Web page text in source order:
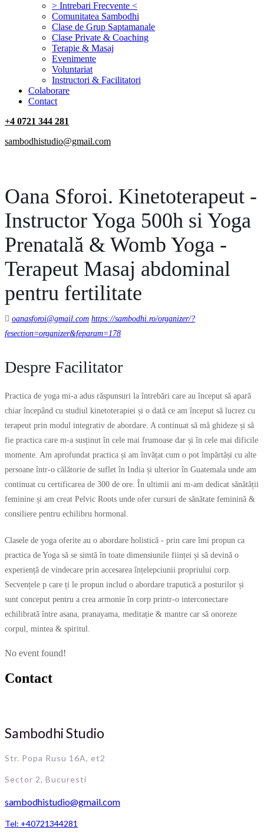
> Intrebari Frecvente <
Comunitatea Sambodhi
Clase de Grup Saptamanale
Clase Private & Coaching
Terapie & Masaj
‎Evenimente
Voluntariat
‏‏‎Instructori & Facilitatori
Colaborare
Contact
+4 0721 344 281
sambodhistudio@gmail.com
Oana Sforoi. Kinetoterapeut -
Instructor Yoga 500h si Yoga
Prenatală & Womb Yoga -
Terapeut Masaj abdominal
pentru fertilitate
oanasforoi@gmail.com https://sambodhi.ro/organizer/?
fesection=organizer&feparam=178
Despre Facilitator
Practica de yoga mi-a adus răspunsuri la întrebări care au început să apară
chiar începând cu studiul kinetoterapiei și o dată ce am început să lucrez cu
terapeut prin modul integrativ de abordare. A continuat să mă ghideze și să
fie practica care m-a susținut în cele mai frumoase dar și în cele mai dificile
momente. Am aprofundat practica și am învățat cum o pot împărtăși cu alte
persoane într-o călătorie de suflet în India și ulterior în Guatemala unde am
continuat cu certificarea de 300 de ore. În ultimii ani m-am dedicat sănătății
feminine și am creat Pelvic Roots unde ofer cursuri de sănătate feminină &
consiliere pentru echilibru hormonal.
Clasele de yoga oferite au o abordare holistică - prin care îmi propun ca
practica de Yoga să se simtă în toate dimensiunile ființei și să devină o
experiență de vindecare prin accesarea înțelepciunii propriului corp.
Secvențele p care ți le propun includ o abordare traputică a posturilor și
sunt conceput pentru a crea armonie în corp printr-o interconectare
echilibrată între asana, pranayama, meditație & mantre car să onoreze
corpul, mintea & spiritul.
No event found!
Contact
Sambodhi Studio
Str. Popa Rusu 16A, et2
Sector 2, Bucuresti
sambodhistudio@gmail.com
Tel: +40721344281